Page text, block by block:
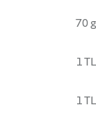
70 g
1 TL
1 TL